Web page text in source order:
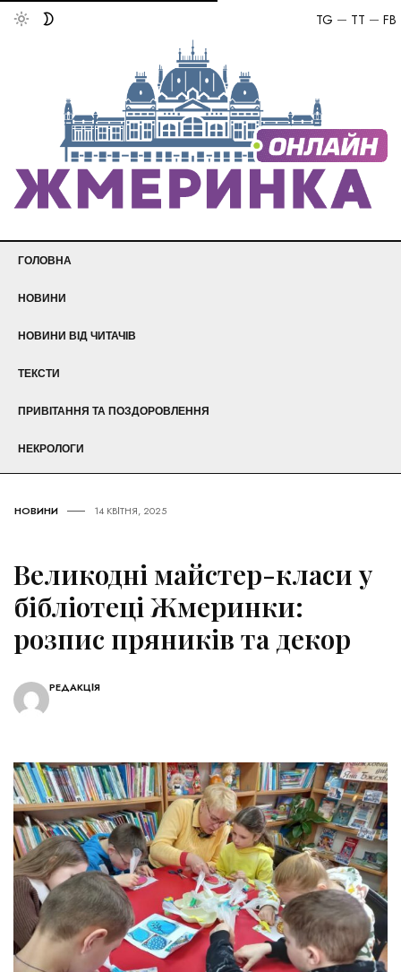
FB
TT
TG
ГОЛОВНА
НОВИНИ
НОВИНИ ВІД ЧИТАЧІВ
ТЕКСТИ
ПРИВІТАННЯ ТА ПОЗДОРОВЛЕННЯ
НЕКРОЛОГИ
НОВИНИ 14 КВІТНЯ, 2025
Великодні майстер-класи у
бібліотеці Жмеринки:
розпис пряників та декор
РЕДАКЦІЯ